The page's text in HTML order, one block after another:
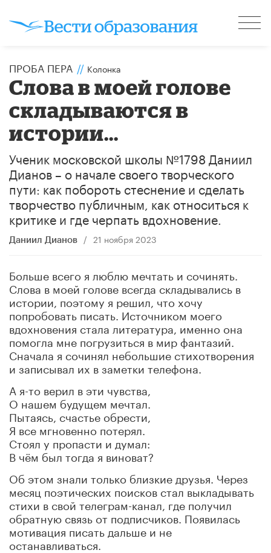
ПРОБА ПЕРА // Колонка
Слова в моей голове
складываются в
истории...
Ученик московской школы №​1798 Даниил
Дианов – о начале своего творческого
пути: как побороть стеснение и сделать
творчество публичным, как относиться к
критике и где черпать вдохновение.
Даниил Дианов / 21 ноября 2023
Больше всего я люблю мечтать и сочинять.
Слова в моей голове всегда складывались в
истории, поэтому я решил, что хочу
попробовать писать. Источником моего
вдохновения стала литература, именно она
помогла мне погрузиться в мир фантазий.
Сначала я сочинял небольшие стихотворения
и записывал их в заметки телефона.
А я-то верил в эти чувства,
О нашем будущем мечтал.
Пытаясь, счастье обрести,
Я все мгновенно потерял.
Стоял у пропасти и думал:
В чём был тогда я виноват?
Об этом знали только близкие друзья. Через
месяц поэтических поисков стал выкладывать
стихи в свой телеграм-канал, где получил
обратную связь от подписчиков. Появилась
мотивация писать дальше и не
останавливаться.